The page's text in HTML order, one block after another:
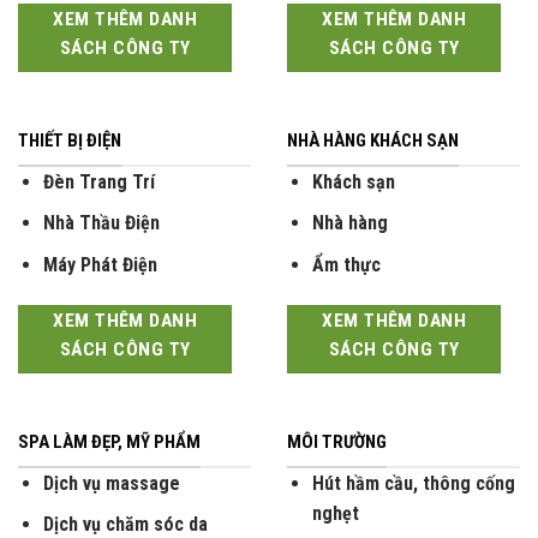
XEM THÊM DANH
SÁCH CÔNG TY
XEM THÊM DANH
SÁCH CÔNG TY
THIẾT BỊ ĐIỆN
Đèn Trang Trí
Nhà Thầu Điện
Máy Phát Điện
XEM THÊM DANH
SÁCH CÔNG TY
NHÀ HÀNG KHÁCH SẠN
Khách sạn
Nhà hàng
Ẩm thực
XEM THÊM DANH
SÁCH CÔNG TY
SPA LÀM ĐẸP, MỸ PHẨM
Dịch vụ massage
Dịch vụ chăm sóc da
MÔI TRƯỜNG
Hút hầm cầu, thông cống
nghẹt